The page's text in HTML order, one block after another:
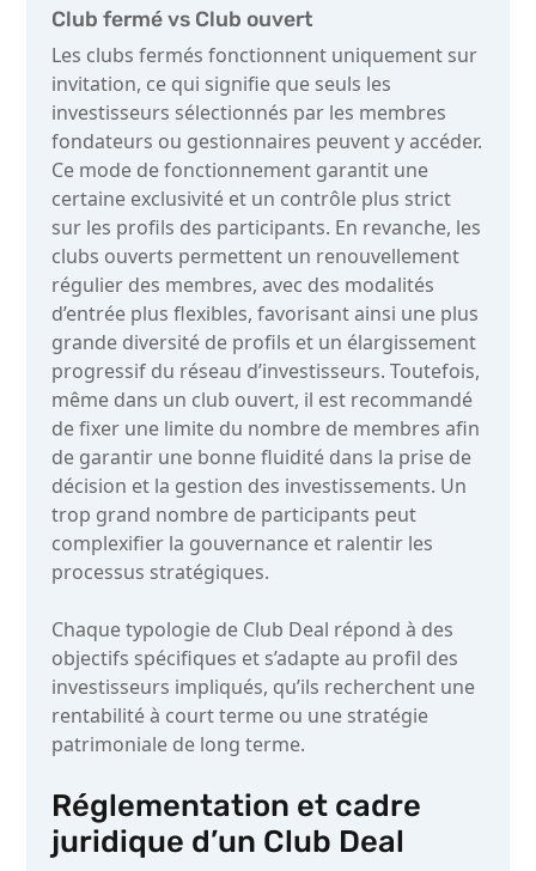
Club fermé vs Club ouvert
Les clubs fermés fonctionnent uniquement sur
invitation, ce qui signifie que seuls les
investisseurs sélectionnés par les membres
fondateurs ou gestionnaires peuvent y accéder.
Ce mode de fonctionnement garantit une
certaine exclusivité et un contrôle plus strict
sur les profils des participants. En revanche, les
clubs ouverts permettent un renouvellement
régulier des membres, avec des modalités
d’entrée plus flexibles, favorisant ainsi une plus
grande diversité de profils et un élargissement
progressif du réseau d’investisseurs. Toutefois,
même dans un club ouvert, il est recommandé
de fixer une limite du nombre de membres afin
de garantir une bonne fluidité dans la prise de
décision et la gestion des investissements. Un
trop grand nombre de participants peut
complexifier la gouvernance et ralentir les
processus stratégiques.
Chaque typologie de Club Deal répond à des
objectifs spécifiques et s’adapte au profil des
investisseurs impliqués, qu’ils recherchent une
rentabilité à court terme ou une stratégie
patrimoniale de long terme.
Réglementation et cadre
juridique d’un Club Deal